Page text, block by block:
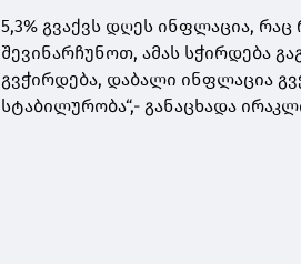
5,3% გვაქვს დღეს ინფლაცია,
შევინარჩუნოთ, ამას სჭირდება
გვჭირდება, დაბალი ინფლაცია
სტაბილურობა“,- განაცხადა